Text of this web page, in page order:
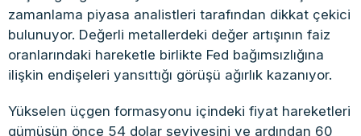
zamanlama piyasa analistleri tarafından dikkat çekici
bulunuyor. Değerli metallerdeki değer artışının faiz
oranlarındaki hareketle birlikte Fed bağımsızlığına
ilişkin endişeleri yansıttığı görüşü ağırlık kazanıyor.
Yükselen üçgen formasyonu içindeki fiyat hareketleri
gümüşün önce 54 dolar seviyesini ve ardından 60